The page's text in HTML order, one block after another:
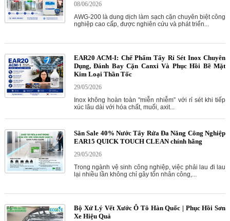
08/06/2026
AWG-200 là dung dịch làm sạch cặn chuyên biệt công
nghiệp cao cấp, được nghiên cứu và phát triển...
EAR20 ACM-I: Chế Phẩm Tẩy Rỉ Sét Inox Chuyên
Dụng, Đánh Bay Cặn Canxi Và Phục Hồi Bề Mặt
Kim Loại Thần Tốc
29/05/2026
Inox không hoàn toàn "miễn nhiễm” với rỉ sét khi tiếp
xúc lâu dài với hóa chất, muối, axit...
Săn Sale 40% Nước Tẩy Rửa Đa Năng Công Nghiệp
EAR15 QUICK TOUCH CLEAN chính hãng
29/05/2026
Trong ngành vệ sinh công nghiệp, việc phải lau đi lau
lại nhiều lần không chỉ gây tốn nhân công,...
Bộ Xử Lý Vết Xước Ô Tô Hàn Quốc | Phục Hồi Sơn
Xe Hiệu Quả